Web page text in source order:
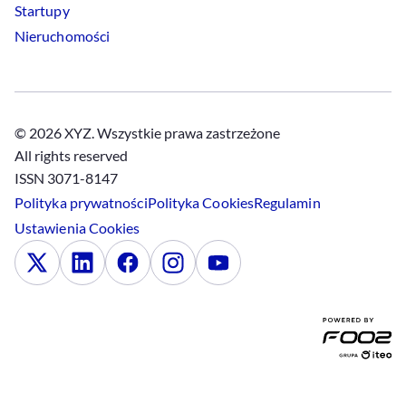
Startupy
Nieruchomości
© 2026 XYZ. Wszystkie prawa zastrzeżone
All rights reserved
ISSN 3071-8147
Polityka prywatnościPolitykaCookiesRegulamin
UstawieniaCookies
x LinkedinFacebookInstagramYoutube